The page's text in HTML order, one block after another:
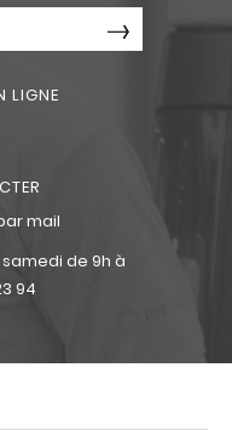
LIGNE
mail
de 9h à
94